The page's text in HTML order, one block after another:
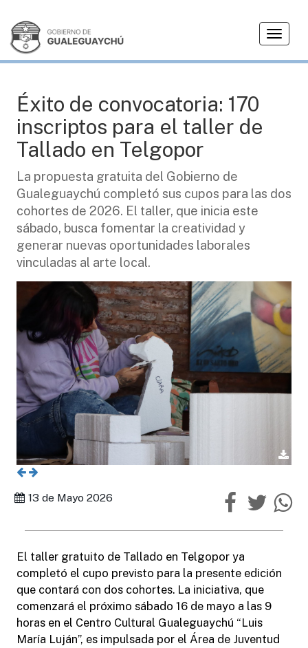
T
g
g
a
JUVENTUD
Éxito de convocatoria: 170
inscriptos para el taller de
Tallado en Telgopor
La propuesta gratuita del Gobierno de
Gualeguaychú completó sus cupos para las dos
cohortes de 2026. El taller, que inicia este
sábado, busca fomentar la creatividad y
generar nuevas oportunidades laborales
vinculadas al arte local.
13 de Mayo 2026
El taller gratuito de Tallado en Telgopor ya
completó el cupo previsto para la presente edición
que contará con dos cohortes. La iniciativa, que
comenzará el próximo sábado 16 de mayo a las 9
horas en el Centro Cultural Gualeguaychú “Luis
María Luján”, es impulsada por el Área de Juventud